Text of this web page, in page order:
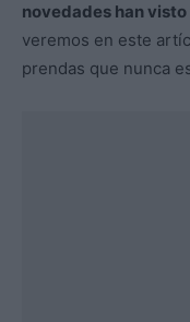
novedades han
veremos en este
prendas que nunca